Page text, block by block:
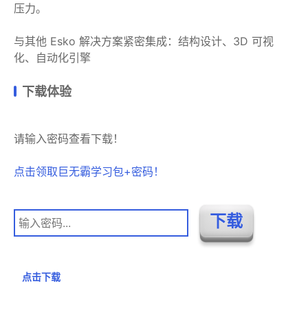
压力。
与其他 Esko 解决方案紧密集成：结构设计、3D 可视
化、自动化引擎
下载体验
请输入密码查看下载！
点击领取巨无霸学习包+密码！
点击下载